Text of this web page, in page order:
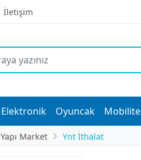
İletişim
Elektronik Oyuncak Mobilite
Yapı Market Ynt İthalat